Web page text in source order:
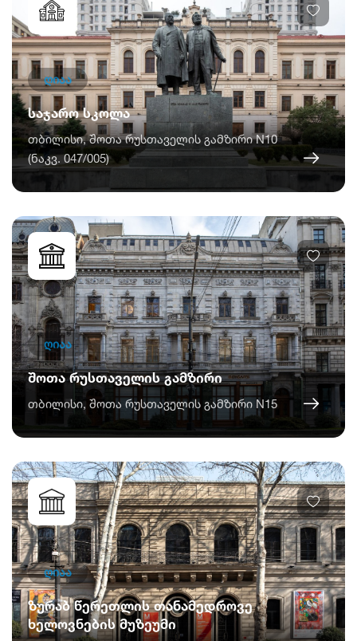
ღიაა
საჯარო სკოლა
თბილისი, შოთა რუსთაველის გამზირი N10
(ნაკვ. 047/005)
ღიაა
შოთა რუსთაველის გამზირი
თბილისი, შოთა რუსთაველის გამზირი N15
ღიაა
ზურაბ წერეთლის თანამედროვე
ხელოვნების მუზეუმი